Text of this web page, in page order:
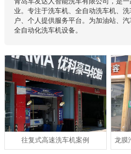
业。专注于洗车机、全自动洗车机、
户、个人提供服务平台。为加油站、
全自动化洗车机设备。
往复式高速洗车机案例 龙膜